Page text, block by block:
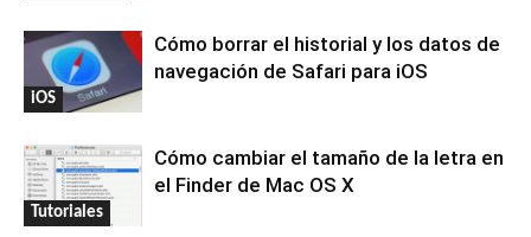
iOS
Cómo borrar el historial y los datos de
navegación de Safari para iOS
Tutoriales
Cómo cambiar el tamaño de la letra en
el Finder de Mac OS X